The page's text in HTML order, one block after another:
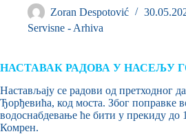
Zoran Despotović
Servisne - Arhiva
НАСТАВАК РАДОВА У НАСЕЉУ
Настављају се радови од претходног
Ђорђевића, код моста. Због поправке
водоснабдевање ће бити у прекиду до
Комрен.